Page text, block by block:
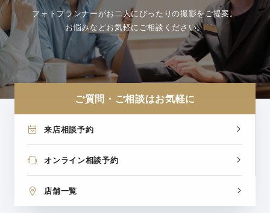
フォトプランナーがお二人にぴったりの撮影をご提案。
お悩みなどお気軽にご相談ください。
ご質問・ご相談はお気軽に
来店相談予約
オンライン相談予約
店舗一覧